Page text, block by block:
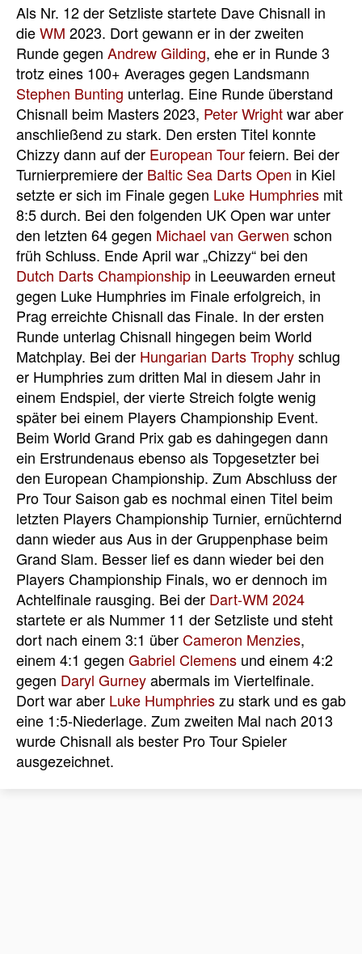
Als Nr. 12 der Setzliste startete Dave Chisnall in
dieWM 2023. Dort gewann er in der zweiten
Runde gegen Andrew Gilding, ehe er in Runde 3
trotz eines 100+ Averages gegen Landsmann
Stephen Bunting unterlag. Eine Runde überstand
Chisnall beim Masters 2023, Peter Wrightwar aber
anschließend zu stark. Den ersten Titel konnte
Chizzy dann auf der European Tourfeiern. Bei der
Turnierpremiere der Baltic Sea Darts Open in Kiel
setzte er sich im Finale gegen Luke Humphries mit
8:5 durch. Bei den folgenden UK Open war unter
den letzten 64 gegen Michael van Gerwen schon
früh Schluss. Ende April war „Chizzy“ bei den
Dutch Darts Championship in Leeuwarden erneut
gegen Luke Humphries im Finale erfolgreich, in
Prag erreichte Chisnall das Finale. In der ersten
Runde unterlag Chisnall hingegen beim World
Matchplay. Bei der Hungarian Darts Trophyschlug
er Humphries zum dritten Mal in diesem Jahr in
einem Endspiel, der vierte Streich folgte wenig
später bei einem Players Championship Event.
Beim World Grand Prix gab es dahingegen dann
ein Erstrundenaus ebenso als Topgesetzter bei
den European Championship. Zum Abschluss der
Pro Tour Saison gab es nochmal einen Titel beim
letzten Players Championship Turnier, ernüchternd
dann wieder aus Aus in der Gruppenphase beim
Grand Slam. Besser lief es dann wieder bei den
Players Championship Finals, wo er dennoch im
Achtelfinale rausging. Bei der Dart-WM 2024
startete er als Nummer 11 der Setzliste und steht
dort nach einem 3:1 überCameron Menzies,
einem 4:1 gegen Gabriel Clemens und einem 4:2
gegen Daryl Gurneyabermals im Viertelfinale.
Dort war aber Luke Humphrieszu stark und es gab
eine 1:5-Niederlage. Zum zweiten Mal nach 2013
wurde Chisnall als bester Pro Tour Spieler
ausgezeichnet.